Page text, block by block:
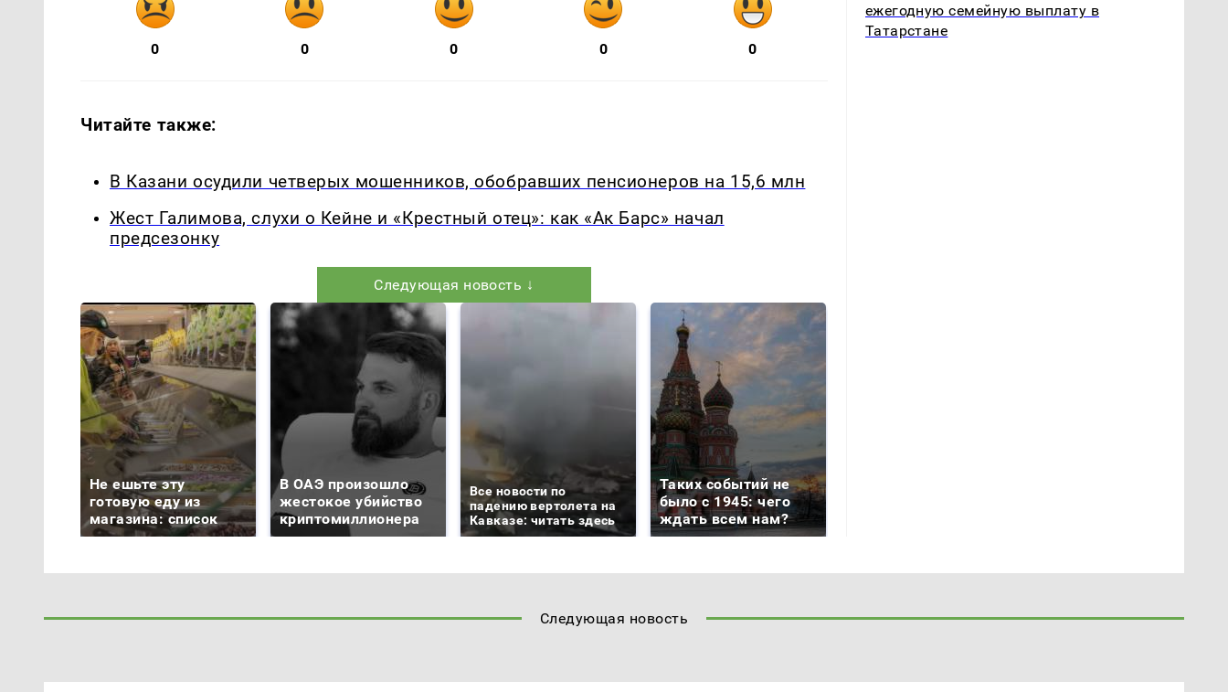
0 0 0 0 0
Читайте также:
В Казани осудили четверых мошенников, обобравших пенсионеров на 15,6 млн
Жест Галимова, слухи о Кейне и «Крестный отец»: как «Ак Барс» начал
предсезонку
Следующая новость ↓
Не ешьте эту
готовую еду из
магазина: список
В ОАЭ произошло
жестокое убийство
криптомиллионера
Все новости по
падению вертолета на
Кавказе: читать здесь
Таких событий не
было с 1945: чего
ждать всем нам?
ежегодную семейную выплату в
Татарстане
Следующая новость